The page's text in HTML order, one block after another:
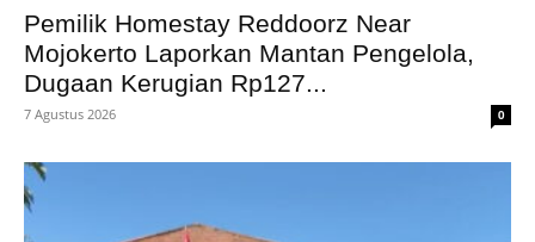
Pemilik Homestay Reddoorz Near
Mojokerto Laporkan Mantan Pengelola,
Dugaan Kerugian Rp127...
7 Agustus 2026 0